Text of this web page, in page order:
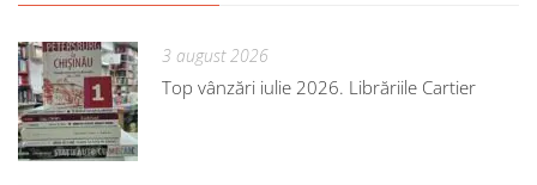
3 august 2026
Top vânzări iulie 2026. Librăriile Cartier